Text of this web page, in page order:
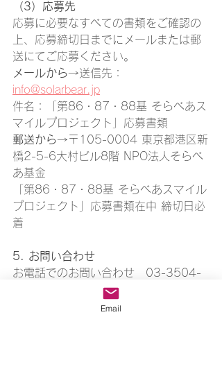
（3）応募先
応募に必要なすべての書類をご確認の
上、応募締切日までにメールまたは郵
送にてご応募ください。
メールから→送信先：
info@solarbear.jp
件名：「第86・87・88基 そらべあス
マイルプロジェクト」応募書類
郵送から→〒105-0004 東京都港区新
橋2-5-6大村ビル8階 NPO法人そらべ
あ基金
「第86・87・88基 そらべあスマイル
プロジェクト」応募書類在中 締切日必
着
5. お問い合わせ
お電話でのお問い合わせ　03-3504-
8166（平日 10時〜18時）
FAXでのお問い合わせ　03-5157-
Email